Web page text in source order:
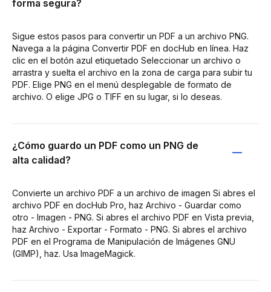
forma segura?
Sigue estos pasos para convertir un PDF a un archivo PNG.
Navega a la página Convertir PDF en docHub en línea. Haz
clic en el botón azul etiquetado Seleccionar un archivo o
arrastra y suelta el archivo en la zona de carga para subir tu
PDF. Elige PNG en el menú desplegable de formato de
archivo. O elige JPG o TIFF en su lugar, si lo deseas.
¿Cómo guardo un PDF como un PNG de
alta calidad?
Convierte un archivo PDF a un archivo de imagen Si abres el
archivo PDF en docHub Pro, haz Archivo - Guardar como
otro - Imagen - PNG. Si abres el archivo PDF en Vista previa,
haz Archivo - Exportar - Formato - PNG. Si abres el archivo
PDF en el Programa de Manipulación de Imágenes GNU
(GIMP), haz. Usa ImageMagick.